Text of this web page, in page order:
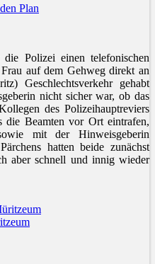
Plan
Polizei einen telefonischen
auf dem Gehweg direkt an
Geschlechtsverkehr gehabt
nicht sicher war, ob das
des Polizeihauptreviers
die Beamten vor Ort eintrafen,
mit der Hinweisgeberin
hatten beide zunächst
aber schnell und innig wieder